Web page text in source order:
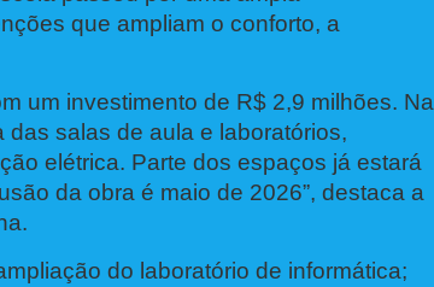
que ampliam o conforto, a
um investimento de R$ 2,9 milhões. Na
das salas de aula e laboratórios,
elétrica. Parte dos espaços já estará
da obra é maio de 2026”, destaca a
do laboratório de informática;